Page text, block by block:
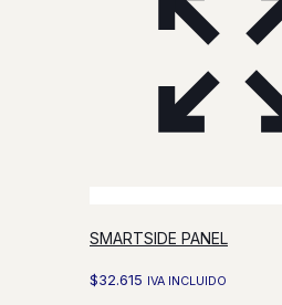
SMARTSIDE PANEL
$32.615 IVA INCLUIDO